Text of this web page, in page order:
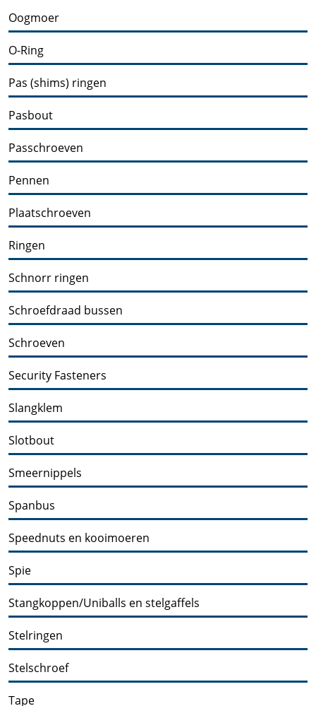
Oogmoer
O-Ring
Pas (shims) ringen
Pasbout
Passchroeven
Pennen
Plaatschroeven
Ringen
Schnorr ringen
Schroefdraad bussen
Schroeven
Security Fasteners
Slangklem
Slotbout
Smeernippels
Spanbus
Speednuts en kooimoeren
Spie
Stangkoppen/Uniballs en stelgaffels
Stelringen
Stelschroef
Tape